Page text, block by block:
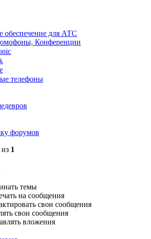
обеспечение для АТС
Конференции
телефоны
форумов
из 1
темы
на сообщения
свои сообщения
свои сообщения
вложения